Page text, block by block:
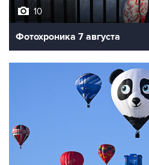
Фотохроника 7 августа